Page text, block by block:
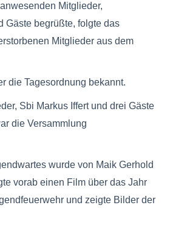
Mitglieder,
Gäste begrüßte, folgte das
Mitglieder aus dem
die Tagesordnung bekannt.
Sbi Markus Iffert und drei Gäste
die Versammlung
wurde von Maik Gerhold
vorab einen Film über das Jahr
und zeigte Bilder der